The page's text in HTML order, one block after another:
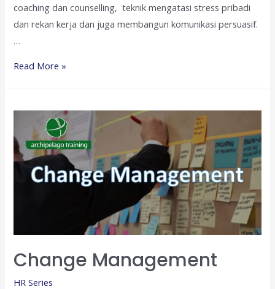
coaching dan counselling, teknik mengatasi stress pribadi
dan rekan kerja dan juga membangun komunikasi persuasif.
…
Psychology
Psychologist
Read More »
Change Management
HR Series